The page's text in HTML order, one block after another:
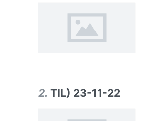
2. TIL) 23-11-22